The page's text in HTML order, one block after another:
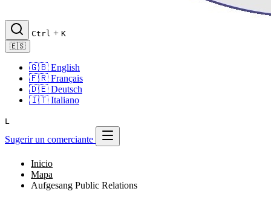
Ctrl + K
🇪🇸
🇬🇧 English
🇫🇷 Français
🇩🇪 Deutsch
🇮🇹 Italiano
L
Sugerir un comerciante
Inicio
Mapa
Aufgesang Public Relations